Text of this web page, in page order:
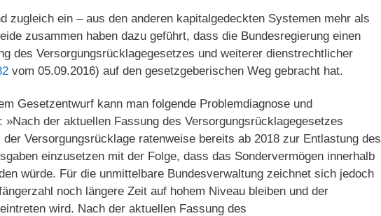
zugleich ein – aus den anderen kapitalgedeckten Systemen mehr als
zusammen haben dazu geführt, dass die Bundesregierung einen
des Versorgungsrücklagegesetzes und weiterer dienstrechtlicher
vom 05.09.2016) auf den gesetzgeberischen Weg gebracht hat.
Gesetzentwurf kann man folgende Problemdiagnose und
»Nach der aktuellen Fassung des Versorgungsrücklagegesetzes
Versorgungsrücklage ratenweise bereits ab 2018 zur Entlastung des
einzusetzen mit der Folge, dass das Sondervermögen innerhalb
würde. Für die unmittelbare Bundesverwaltung zeichnet sich jedoch
noch längere Zeit auf hohem Niveau bleiben und der
wird. Nach der aktuellen Fassung des